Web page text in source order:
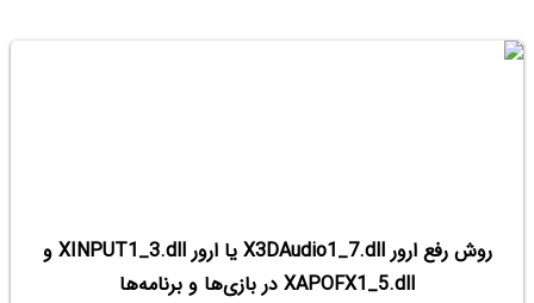
روش رفع ارور X3DAudio1_7.dll یا ارور XINPUT1_3.dll و
XAPOFX1_5.dll در بازی‌ها و برنامه‌ها